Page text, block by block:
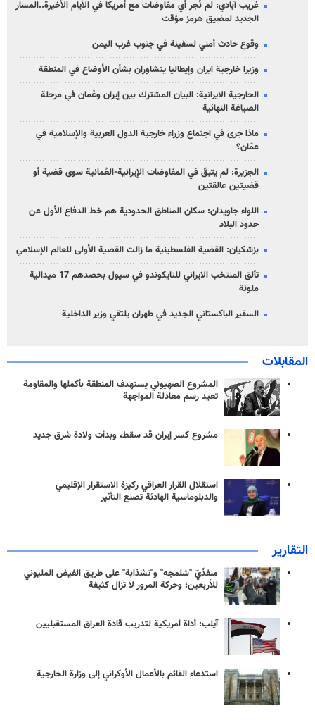
غريب آبادي: لم نُجرِ أي مفاوضات مع أمريكا في الأيام الأخيرة..المسار
الجديد لمضيق هرمز مؤقت
وقوع حادث أمني لسفينة في جنوب غرب اليمن
وزيرا خارجية ايران وإيطاليا يتشاوران بشأن الأوضاع في المنطقة
الخارجية الايرانية: البيان المشترك بين إيران وعُمان في مرحلة
الصياغة النهائية
ماذا جرى في اجتماع وزراء خارجية الدول العربية والإسلامية في
عمّان؟
الجزيرة: لم يتبقّ في المفاوضات الإيرانية-العُمانية سوى قضية أو
قضيتين عالقتين
اللواء جاويدان: سكان المناطق الحدودية هم خط الدفاع الأول عن
حدود البلاد
بزشكيان: القضية الفلسطينية ما زالت القضية الأولى للعالم الإسلامي
تألق المنتخب الايراني للتايكوندو في سيول بحصدهم 17 ميدالية
ملونة
السفير الباكستاني الجديد في طهران يلتقي وزير الداخلية
المقابلات
المشروع الصهيوني يستهدف المنطقة بأكملها والمقاومة
تعيد رسم معادلة المواجهة
مشروع كسر إيران قد سقط، وبدأت ولادة شرق جديد
استقلال القرار العراقي ركيزة الاستقرار الإقليمي
والدبلوماسية الهادئة تصنع التأثير
التقارير
منفذَيّ "شلمجه" و"تشذابة" على طريق الفيض المليوني
للأربعين؛ وحركة المرور لا تزال كثيفة
آيلب: أداة أمريكية لتدريب قادة العراق المستقبليين
استدعاء القائم بالأعمال الأوكراني إلى وزارة الخارجية